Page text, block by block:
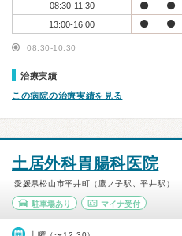
08:30-11:30
13:00-16:00
08:30-10:30
治療実績
この病院の治療実績を見る
土居外科胃腸科医院
愛媛県松山市平井町（鷹ノ子駅、平井駅）
駐車場あり マイナ受付